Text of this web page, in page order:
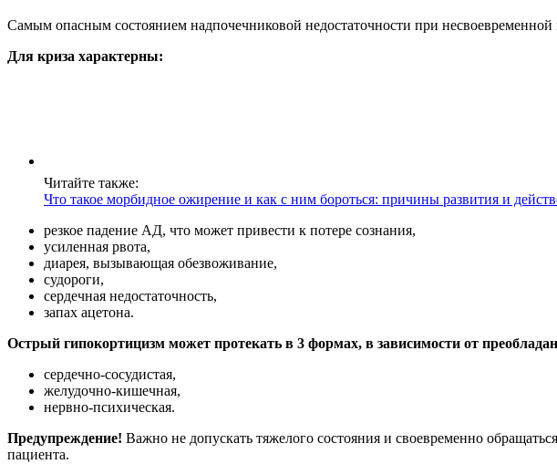
Самым опасным состоянием надпочечниковой недостаточности при
Для криза характерны:
Читайте также:
Что такое морбидное ожирение и как с ним бороться: причины развития и
резкое падение АД, что может привести к потере сознания,
усиленная рвота,
диарея, вызывающая обезвоживание,
судороги,
сердечная недостаточность,
запах ацетона.
Острый гипокортицизм может протекать в 3 формах, в зависимости от
сердечно-сосудистая,
желудочно-кишечная,
нервно-психическая.
Предупреждение! Важно не допускать тяжелого состояния и своевременно
пациента.